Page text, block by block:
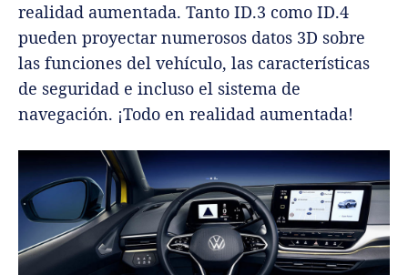
realidad aumentada. Tanto ID.3 como ID.4
pueden proyectar numerosos datos 3D sobre
las funciones del vehículo, las características
de seguridad e incluso el sistema de
navegación. ¡Todo en realidad aumentada!